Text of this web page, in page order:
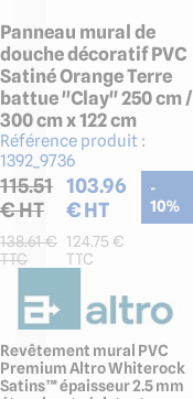
Panneau mural de
douche décoratif PVC
Satiné Orange Terre
battue "Clay" 250 cm /
300 cm x 122 cm
Référence produit :
1392_9736
115.51
€ HT
103.96
€ HT
-
10%
138.61€
TTC
124.75 €
TTC
Revêtement mural PVC
Premium Altro Whiterock
Satins™ épaisseur 2.5 mm